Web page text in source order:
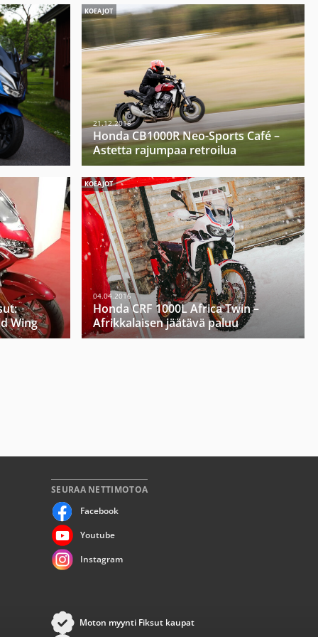
KOEAJOT
21.12.2018
Honda CB1000R Neo-Sports Café –
Astetta rajumpaa retroilua
Wing
KOEAJOT
04.04.2016
Honda CRF 1000L Africa Twin –
Afrikkalaisen jäätävä paluu
SEURAA NETTIMOTOA
Facebook
Youtube
Instagram
Moton myynti Fiksut kaupat